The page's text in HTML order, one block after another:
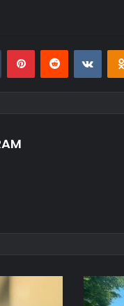
Tumblr PinterestReddit